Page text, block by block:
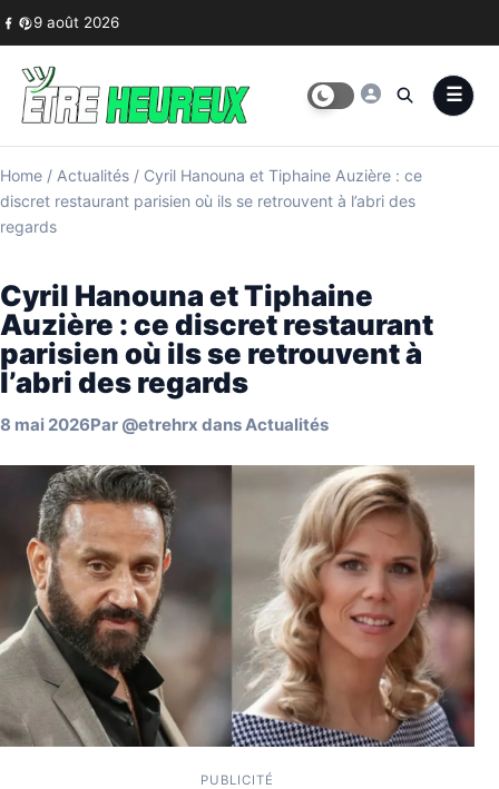
Skip to content
9 août 2026
Home / Actualités / Cyril Hanouna et Tiphaine Auzière : ce
discret restaurant parisien où ils se retrouvent à l’abri des
regards
Cyril Hanouna et Tiphaine
Auzière : ce discret restaurant
parisien où ils se retrouvent à
l’abri des regards
8 mai 2026Par @etrehrx dansActualités
PUBLICITÉ